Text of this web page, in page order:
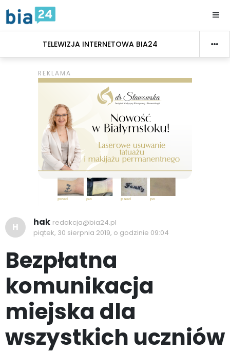
TELEWIZJA INTERNETOWA BIA24
H hak redakcja@bia24.pl
piątek, 30 sierpnia 2019, o godzinie 09:04
Bezpłatna
komunikacja
miejska dla
wszystkich uczniów